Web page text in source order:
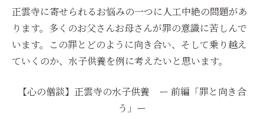
正雲寺に寄せられるお悩みの一つに人工中絶の問題があ
ります。多くのお父さんお母さんが罪の意識に苦しんで
います。この罪とどのように向き合い、そして乗り越え
ていくのか、水子供養を例に考えたいと思います。
【心の僧談】正雲寺の水子供養 ー 前編「罪と向き合
う」ー